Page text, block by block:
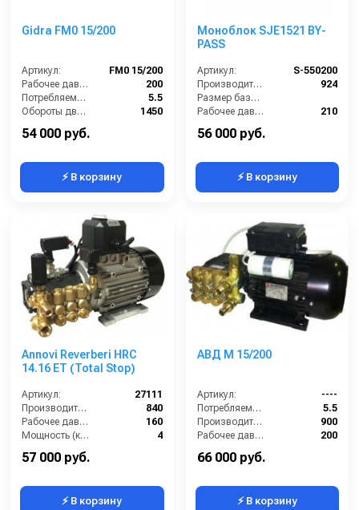
Gidra FM0 15/200
Артикул:
FM0 15/200
Рабочее давление (бар):
200
Потребляемая мощность (кВт):
5.5
Обороты двигателя (об/мин):
1450
54 000 руб.
⚡ В корзину
Моноблок SJE1521 BY-
PASS
Артикул:
S-550200
Производительность (л/ч):
924
Размер базовой станции (ДхШхВ):
Рабочее давление (бар):
210
56 000 руб.
⚡ В корзину
Annovi Reverberi HRC
14.16 ET (Total Stop)
Артикул:
27111
Производительность (л/ч):
840
Рабочее давление (бар):
160
Мощность (кВт):
4
Электропитание (В):
57 000 руб.
⚡ В корзину
АВД М 15/200
Артикул:
----
Потребляемая мощность (кВт):
5.5
Производительность (л/ч):
900
Рабочее давление (бар):
200
Мощность (кВт):
66 000 руб.
⚡ В корзину